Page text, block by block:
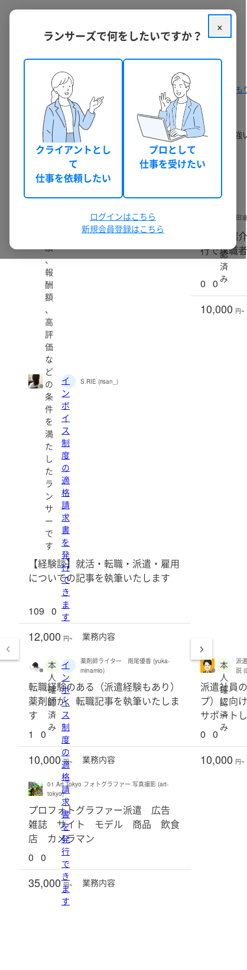
クラウドソーシング ランサーズ パッケージを探す 派遣の見積
派遣の依頼・発注・代行
派遣に関する依頼相談・無料見積もりができます。派遣に
見積もりから納品までの流れ
9件のうち 1 - 9 件表示
績
、
報
酬
額
、
高
評
価
な
ど
の
条
件
を
満
た
し
た
ラ
ン
サ
ー
で
す
イ
ン
ボ
イ
ス
制
度
の
適
格
請
求
書
を
発
行
で
き
ま
す
S.RIE (risan_)
【経験談】就活・転職・派遣・雇用
についての記事を執筆いたします
109 0
12,000 円~ 業務内容
認
済
み
田
【人材紹
行で求職
0 0
10,000 円~
本
人
確
認
済
み
イ
ン
ボ
イ
ス
制
度
の
適
格
請
求
書
を
発
行
で
き
ま
す
薬剤師ライター 南尾優香 (yuka-
minamio)
転職経験のある（派遣経験もあり）
薬剤師が、転職記事を執筆いたしま
す
1
0
10,000 円~ 業務内容
本
人
確
認
済
み
派
説
派遣社員
プ）に向
サポート
0 0
10,000 円~
01 Art Tokyo フォトグラファー 写真撮影 (art-
tokyo)
プロフォトグラファー派遣 広告
雑誌 サイト モデル 商品 飲食
店 カメラマン
0 0
35,000 円~ 業務内容
×
ランサーズで何をしたいですか？
クライアントとし
て
仕事を依頼したい
プロとして
仕事を受けたい
ログインはこちら
新規会員登録はこちら